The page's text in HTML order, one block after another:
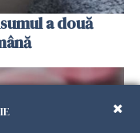
a două